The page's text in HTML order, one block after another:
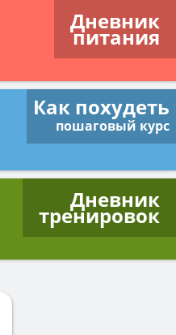
Дневник
питания
Как похудеть
пошаговый курс
Дневник
тренировок